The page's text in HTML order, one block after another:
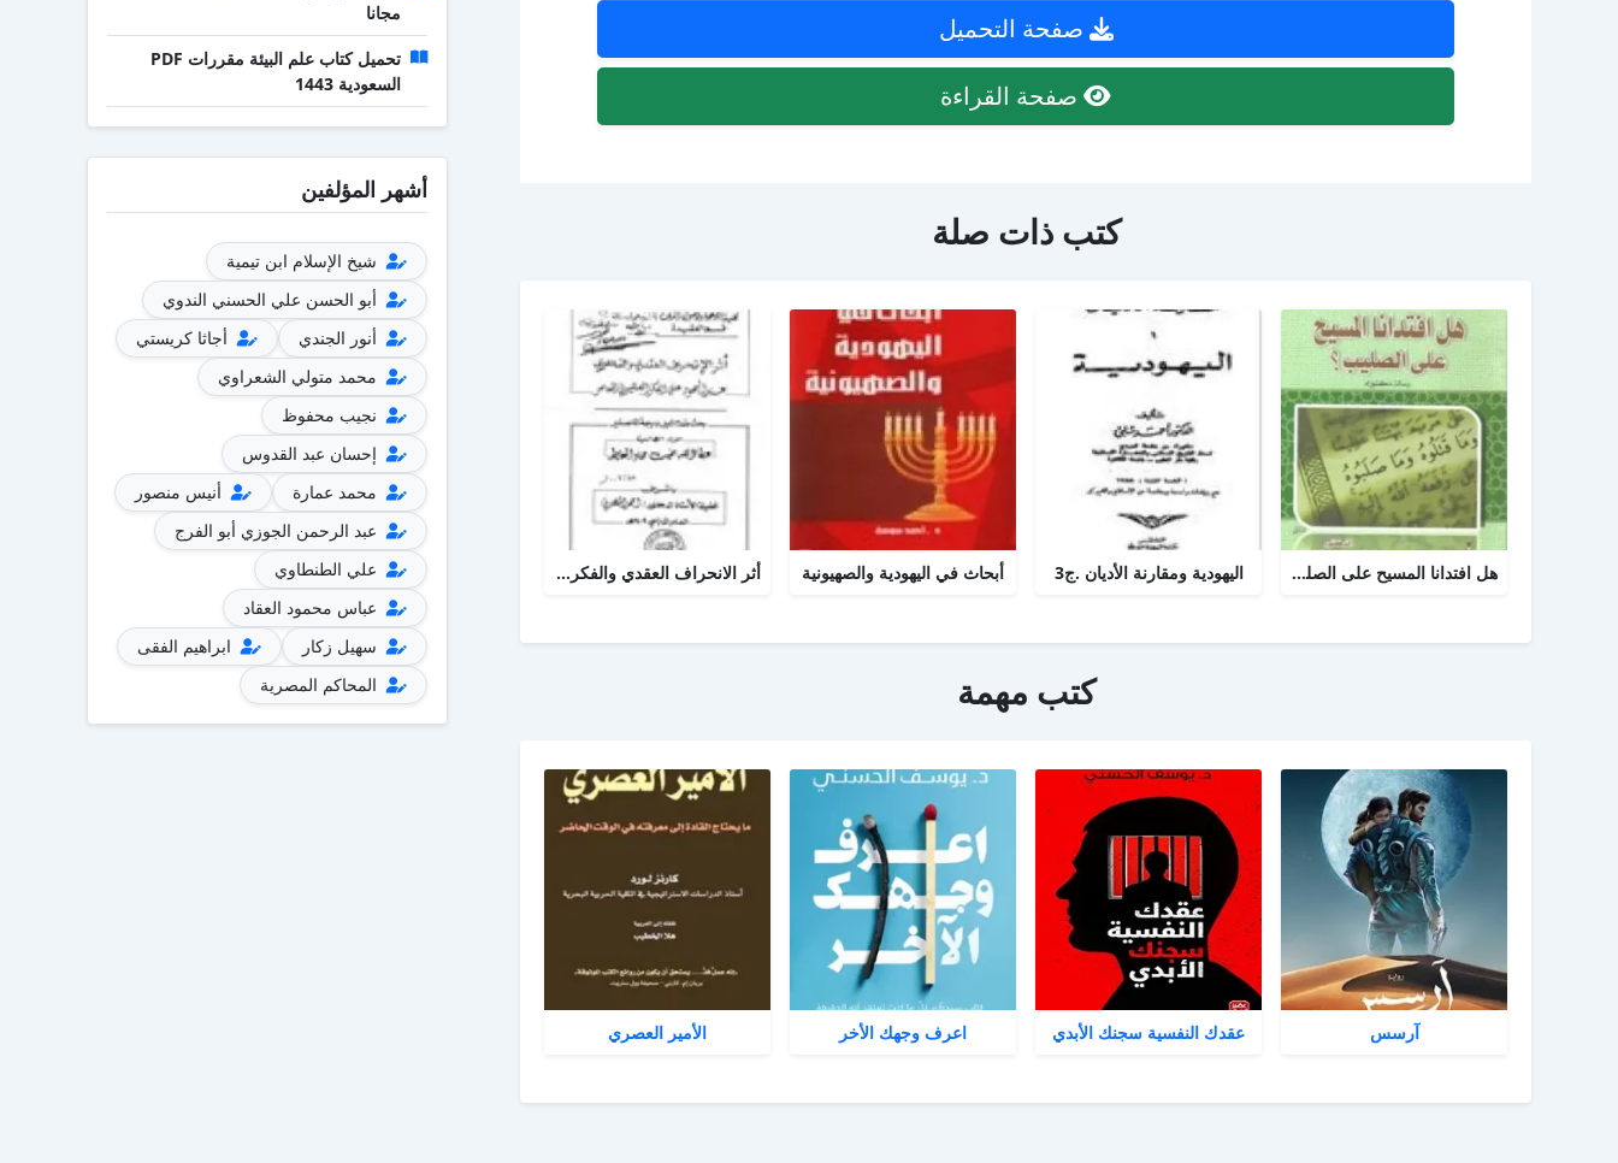
صفحة التحميل
صفحة القراءة
كتب ذات صلة
هل افتدانا المسيح على الصليب اليهودية ومقارنة الأديان .ج3 أبحاث في اليهودية والصهيونية أثر الانحراف العقدي والفكري عند اليهود على الفكر الصهيوني المعاصر
كتب مهمة
آرسس عقدك النفسية سجنك الأبدي اعرف وجهك الأخر الأمير العصري
مجانا
تحميل كتاب علم البيئة مقررات PDF
السعودية 1443
أشهر المؤلفين
شيخ الإسلام ابن تيمية
أبو الحسن علي الحسني الندوي
أنور الجندي
أجاثا كريستي
محمد متولي الشعراوي
نجيب محفوظ
إحسان عبد القدوس
محمد عمارة
أنيس منصور
عبد الرحمن الجوزي أبو الفرج
علي الطنطاوي
عباس محمود العقاد
سهيل زكار
ابراهيم الفقى
المحاكم المصرية